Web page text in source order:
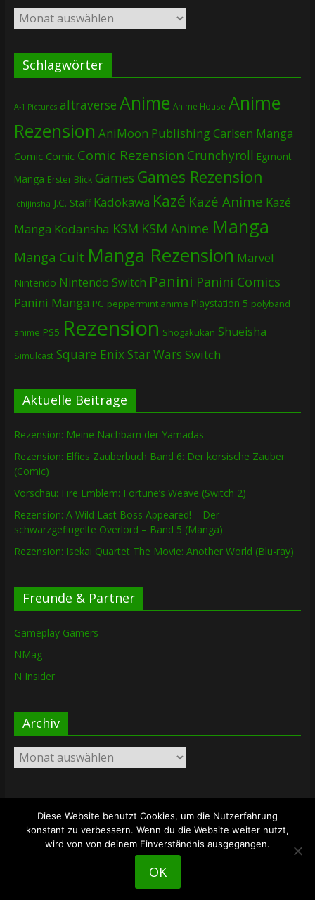
Archiv
Schlagwörter
A-1 Pictures altraverse Anime Anime House Anime
Rezension AniMoon PublishingCarlsen Manga
Comic Comic Comic Rezension Crunchyroll Egmont
Manga Erster Blick Games Games Rezension
Ichijinsha J.C. Staff Kadokawa Kazé Kazé Anime Kazé
Manga Kodansha KSM KSM Anime Manga
Manga Cult Manga Rezension Marvel
Nintendo Nintendo Switch Panini Panini Comics
Panini Manga PC peppermint anime Playstation 5 polyband
anime PS5 Rezension Shogakukan Shueisha
Simulcast Square EnixStar Wars Switch
Aktuelle Beiträge
Rezension: Meine Nachbarn der Yamadas
Rezension: Elfies Zauberbuch Band 6: Der korsische Zauber
(Comic)
Vorschau: Fire Emblem: Fortune’s Weave (Switch 2)
Rezension: A Wild Last Boss Appeared! – Der
schwarzgeflügelte Overlord – Band 5 (Manga)
Rezension: Isekai Quartet The Movie: Another World (Blu-ray)
Freunde & Partner
Gameplay Gamers
NMag
N Insider
Archiv
Archiv
Copyright © 2026The Lost Dungeon. Alle Rechte vorbehalten.
Theme: ColorMag vonThemeGrill. Bereitgestellt von
WordPress
Diese Website benutzt Cookies, um die Nutzerfahrung
konstant zu verbessern. Wenn du die Website weiter nutzt,
wird von von deinem Einverständnis ausgegangen.
OK